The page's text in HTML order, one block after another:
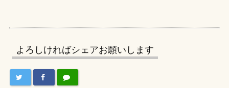
よろしければシェアお願いします